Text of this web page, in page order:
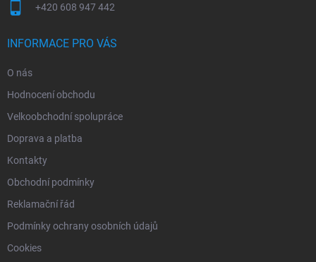
+420 608 947 442
INFORMACE PRO VÁS
O nás
Hodnocení obchodu
Velkoobchodní spolupráce
Doprava a platba
Kontakty
Obchodní podmínky
Reklamační řád
Podmínky ochrany osobních údajů
Cookies